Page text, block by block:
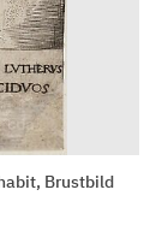
Brustbild